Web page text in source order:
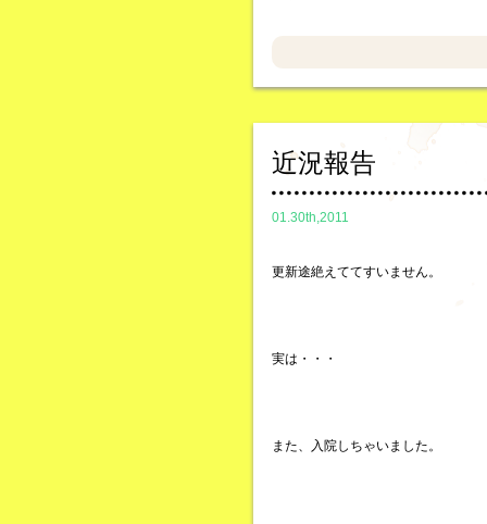
近況報告
01.30th,2011
更新途絶えててすいません。
実は・・・
また、入院しちゃいました。